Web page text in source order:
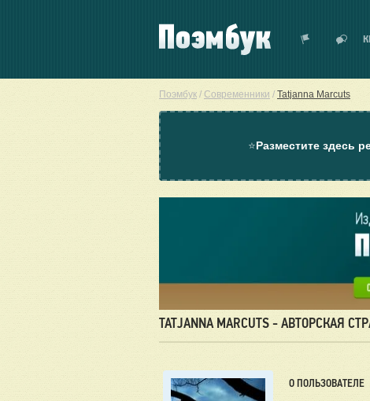
Поэмбук / Современники / Tatjanna Marcuts
⭐Разместите здесь
TATJANNA MARCUTS - АВТОРСКАЯ
О ПОЛЬЗОВАТЕЛЕ